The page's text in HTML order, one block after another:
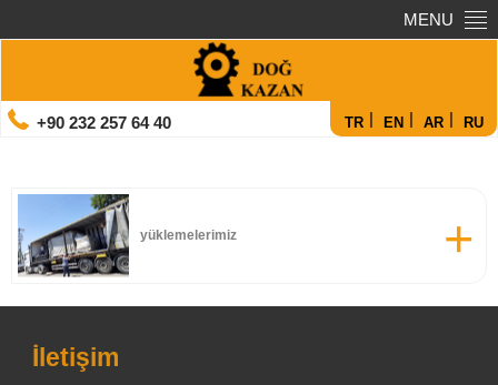
MENU
+90 232 257 64 40 TR | EN | AR | RU
yüklemelerimiz
İletişim